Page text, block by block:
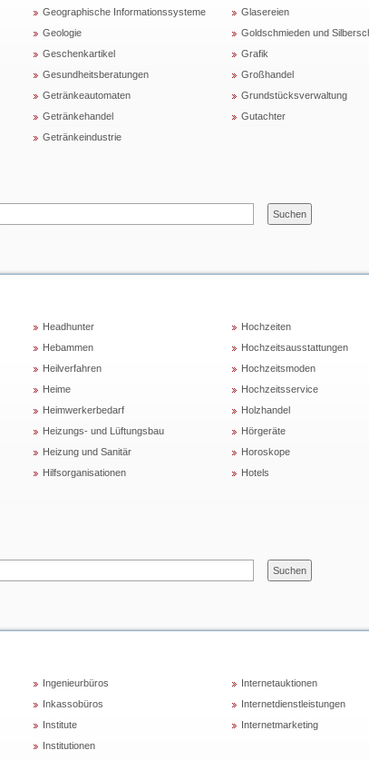
Geographische Informationssysteme
Geologie
Geschenkartikel
Gesundheitsberatungen
Getränkeautomaten
Getränkehandel
Getränkeindustrie
Glasereien
Goldschmieden und
Grafik
Großhandel
Grundstücksverwaltung
Gutachter
Headhunter
Hebammen
Heilverfahren
Heime
Heimwerkerbedarf
Heizungs- und Lüftungsbau
Heizung und Sanitär
Hilfsorganisationen
Hochzeiten
Hochzeitsausstattungen
Hochzeitsmoden
Hochzeitsservice
Holzhandel
Hörgeräte
Horoskope
Hotels
Ingenieurbüros
Inkassobüros
Institute
Institutionen
Internetauktionen
Internetdienstleistungen
Internetmarketing